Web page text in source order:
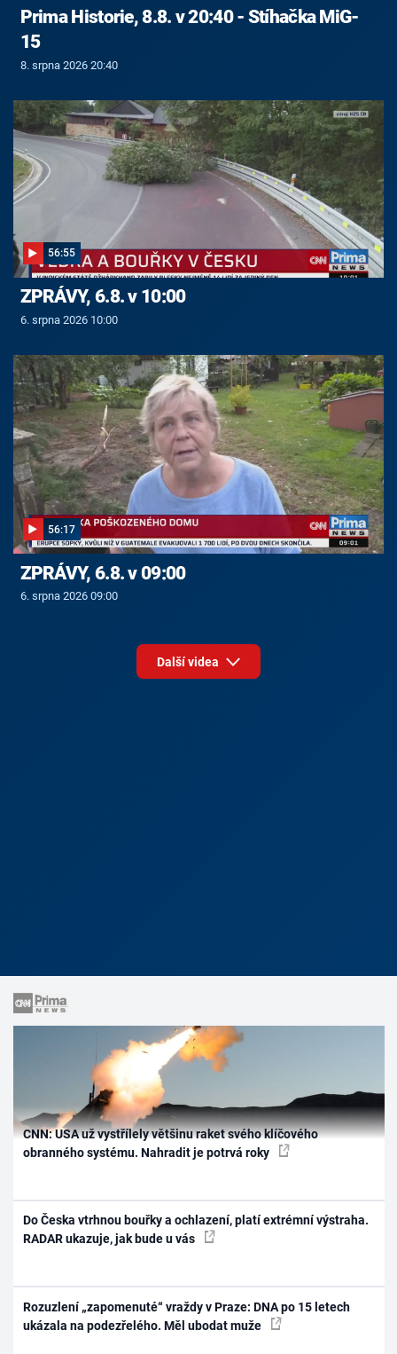
Prima Historie, 8.8. v 20:40 - Stíhačka MiG-
15
8. srpna 2026 20:40
56:55
ZPRÁVY, 6.8. v 10:00
6. srpna 2026 10:00
56:17
ZPRÁVY, 6.8. v 09:00
6. srpna 2026 09:00
Další videa
CNN: USA už vystřílely většinu raket svého klíčového
obranného systému. Nahradit je potrvá roky
Do Česka vtrhnou bouřky a ochlazení, platí extrémní výstraha.
RADAR ukazuje, jak bude u vás
Rozuzlení „zapomenuté“ vraždy v Praze: DNA po 15 letech
ukázala na podezřelého. Měl ubodat muže